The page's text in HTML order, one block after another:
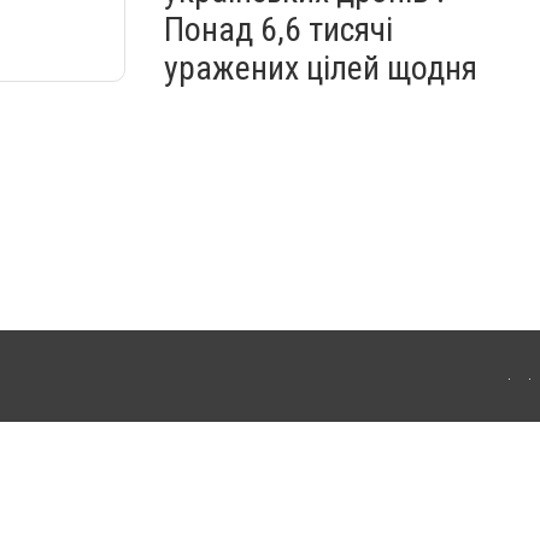
Понад 6,6 тисячі
уражених цілей щодня